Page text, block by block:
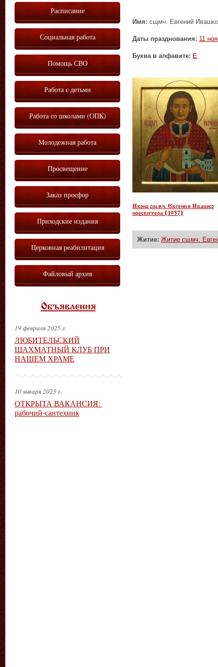
Имя: сщмч. Евгений Ивашко
Даты празднования: 11
Буква в алфавите: Е
Икона сщмч. Евгения Ивашко
пресвитера (1937)
Житие: Житие сщмч.
Расписание
Социальная работа
Помощь СВО
Работа с детьми
Работа со школами (ОПК)
Молодежная работа
Просвещение
Заказ просфор
Приходские издания
Церковная реабилитация
Файловый архив
Объявления
19 февраля 2025 г.
ЛЮБИТЕЛЬСКИЙ
ШАХМАТНЫЙ КЛУБ ПРИ
НАШЕМ ХРАМЕ
10 января 2025 г.
ОТКРЫТА ВАКАНСИЯ:
рабочий-сантехник